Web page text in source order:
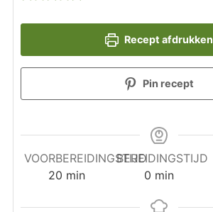
Recept afdrukken
Pin recept
VOORBEREIDINGSTIJD
20minuten
min
BEREIDINGSTIJD
0 minuten
min